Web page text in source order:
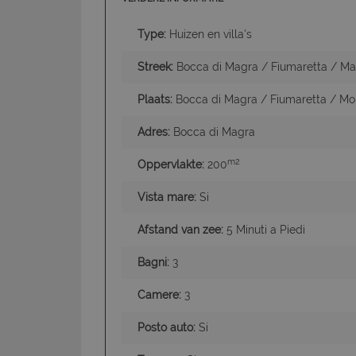
Type: Huizen en villa's
Streek: Bocca di Magra / Fiumaretta /
Plaats: Bocca di Magra / Fiumaretta /
Adres: Bocca di Magra
Oppervlakte: 200m2
Vista mare: Si
Afstand van zee: 5 Minuti a Piedi
Bagni: 3
Camere: 3
Posto auto: Si